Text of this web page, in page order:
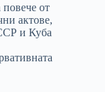
от
актове,
и Куба